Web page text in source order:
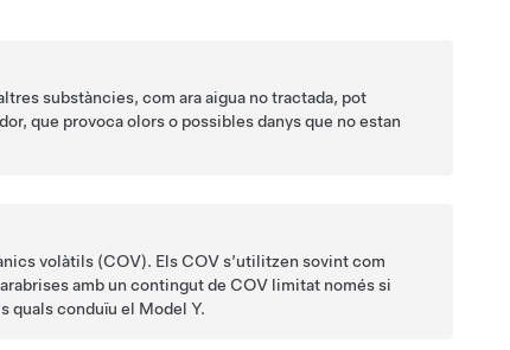
substàncies, com ara aigua no tractada, pot
que provoca olors o possibles danys que no estan
volàtils (COV). Els COV s’utilitzen sovint com
amb un contingut de COV limitat només si
quals conduïu el Model Y.